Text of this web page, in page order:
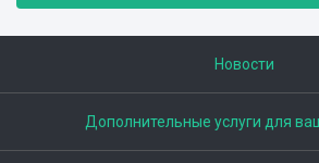
Новости
Дополнительные услуги для